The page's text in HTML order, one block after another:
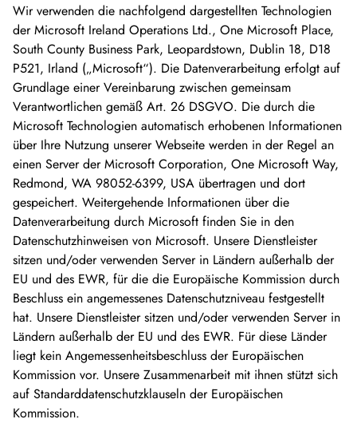
Wir verwenden die nachfolgend dargestellten Technologien
der Microsoft Ireland Operations Ltd., One Microsoft Place,
South County Business Park, Leopardstown, Dublin 18, D18
P521, Irland („Microsoft“). Die Datenverarbeitung erfolgt auf
Grundlage einer Vereinbarung zwischen gemeinsam
Verantwortlichen gemäß Art. 26 DSGVO. Die durch die
Microsoft Technologien automatisch erhobenen Informationen
über Ihre Nutzung unserer Webseite werden in der Regel an
einen Server der Microsoft Corporation, One Microsoft Way,
Redmond, WA 98052-6399, USA übertragen und dort
gespeichert. Weitergehende Informationen über die
Datenverarbeitung durch Microsoft finden Sie in den
Datenschutzhinweisen von Microsoft. Unsere Dienstleister
sitzen und/oder verwenden Server in Ländern außerhalb der
EU und des EWR, für die die Europäische Kommission durch
Beschluss ein angemessenes Datenschutzniveau festgestellt
hat. Unsere Dienstleister sitzen und/oder verwenden Server in
Ländern außerhalb der EU und des EWR. Für diese Länder
liegt kein Angemessenheitsbeschluss der Europäischen
Kommission vor. Unsere Zusammenarbeit mit ihnen stützt sich
auf Standarddatenschutzklauseln der Europäischen
Kommission.